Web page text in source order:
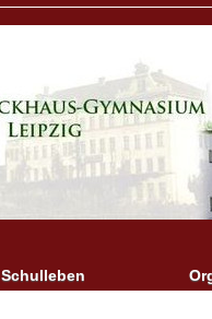
Schulleben